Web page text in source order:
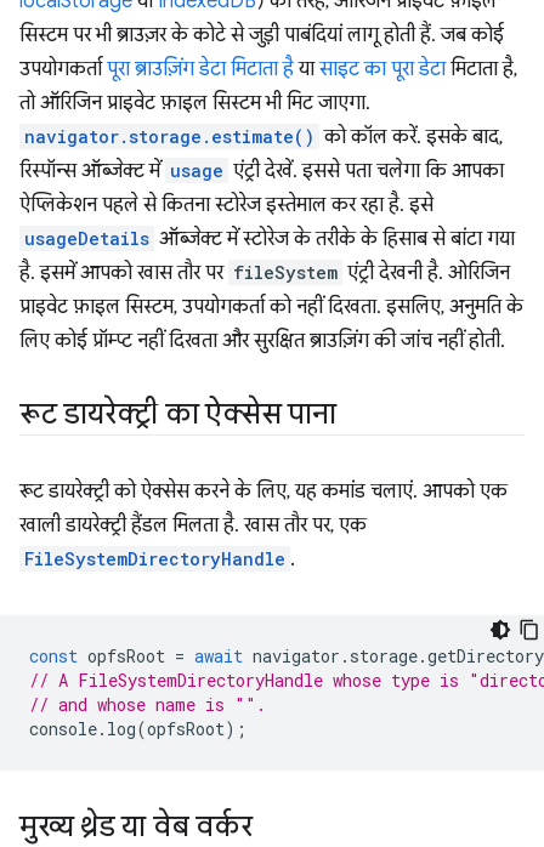
सिस्टम पर भी ब्राउज़र के कोटे से जुड़ी पाबंदियां लागू होती हैं. जब कोई
उपयोगकर्तापूरा ब्राउज़िंग डेटा मिटाता हैयासाइट का पूरा डेटामिटाता है,
तो ऑरिजिन प्राइवेट फ़ाइल सिस्टम भी मिट जाएगा.
navigator.storage.estimate() को कॉल करें. इसके बाद,
रिस्पॉन्स ऑब्जेक्ट में usage एंट्री देखें. इससे पता चलेगा कि आपका
ऐप्लिकेशन पहले से कितना स्टोरेज इस्तेमाल कर रहा है. इसे
usageDetails ऑब्जेक्ट में स्टोरेज के तरीके के हिसाब से बांटा गया
है. इसमें आपको खास तौर पर fileSystem एंट्री देखनी है. ओरिजिन
प्राइवेट फ़ाइल सिस्टम, उपयोगकर्ता को नहीं दिखता. इसलिए, अनुमति के
लिए कोई प्रॉम्प्ट नहीं दिखता और सुरक्षित ब्राउज़िंग की जांच नहीं होती.
रूट डायरेक्ट्री का ऐक्सेस पाना
रूट डायरेक्ट्री को ऐक्सेस करने के लिए, यह कमांड चलाएं. आपको एक
खाली डायरेक्ट्री हैंडल मिलता है. खास तौर पर, एक
FileSystemDirectoryHandle .
const opfsRoot = await navigator . storage.getDirectory
// A FileSystemDirectoryHandle whose type is
// and whose name is "".
console. log(opfsRoot);
मुख्य थ्रेड या वेब वर्कर